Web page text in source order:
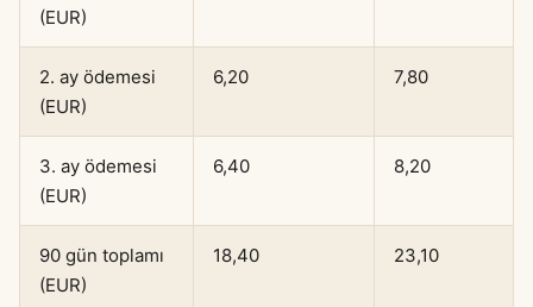
(EUR)
2. ay ödemesi
(EUR)
6,20 7,80
3. ay ödemesi
(EUR)
6,40 8,20
90 gün toplamı
(EUR)
18,40 23,10